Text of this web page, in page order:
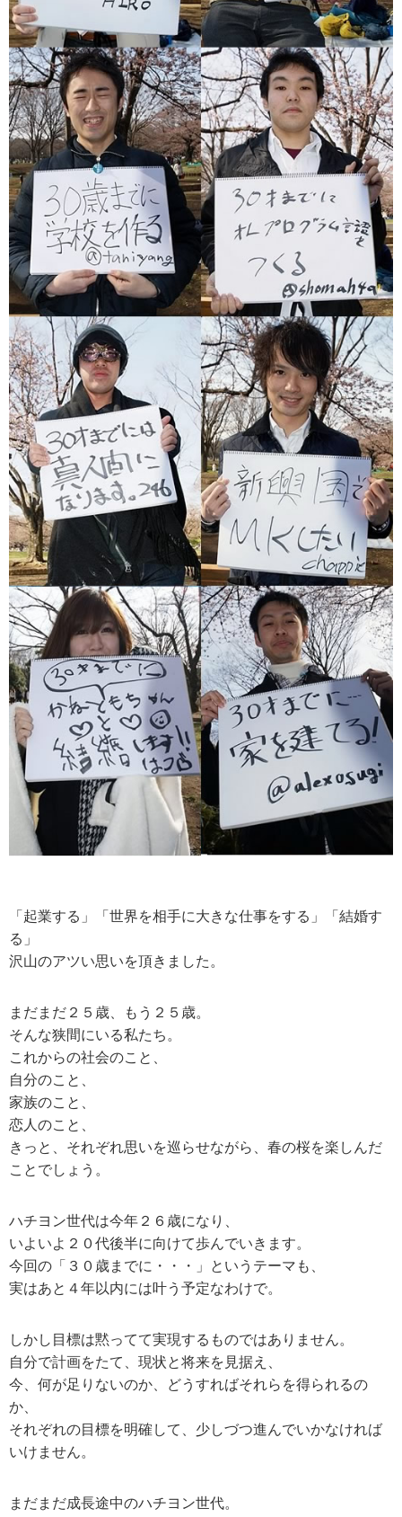
「起業する」「世界を相手に大きな仕事をする」「結婚す
る」
沢山のアツい思いを頂きました。
まだまだ２５歳、もう２５歳。
そんな狭間にいる私たち。
これからの社会のこと、
自分のこと、
家族のこと、
恋人のこと、
きっと、それぞれ思いを巡らせながら、春の桜を楽しんだ
ことでしょう。
ハチヨン世代は今年２６歳になり、
いよいよ２０代後半に向けて歩んでいきます。
今回の「３０歳までに・・・」というテーマも、
実はあと４年以内には叶う予定なわけで。
しかし目標は黙ってて実現するものではありません。
自分で計画をたて、現状と将来を見据え、
今、何が足りないのか、どうすればそれらを得られるの
か、
それぞれの目標を明確して、少しづつ進んでいかなければ
いけません。
まだまだ成長途中のハチヨン世代。